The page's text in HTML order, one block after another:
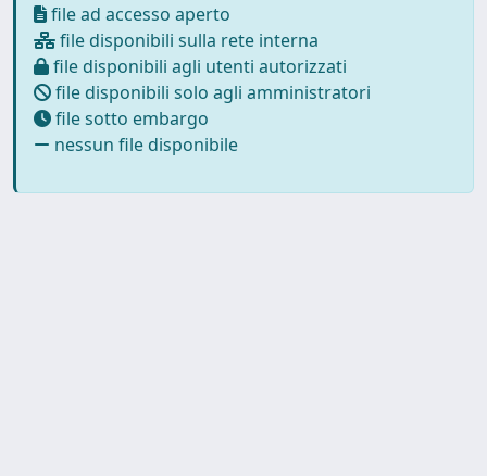
file ad accesso aperto
file disponibili sulla rete interna
file disponibili agli utenti autorizzati
file disponibili solo agli amministratori
file sotto embargo
nessun file disponibile